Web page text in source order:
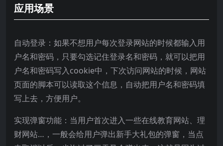
应用场景
自动登录：如果不想用户每次登录网站的时候都输入用
户名和密码，只要勾选记住登录名和密码，就可以把用
户名和密码写入cookie中，下次访问网站的时候，网站
页面的脚本可以读取这个信息，自动把用户名和密码填
写上去，方便用户。
实现弹窗功能：当用户首次进入一些在线教育网站、理
财网站…，一般会给用户弹出新手大礼包的弹窗，当点